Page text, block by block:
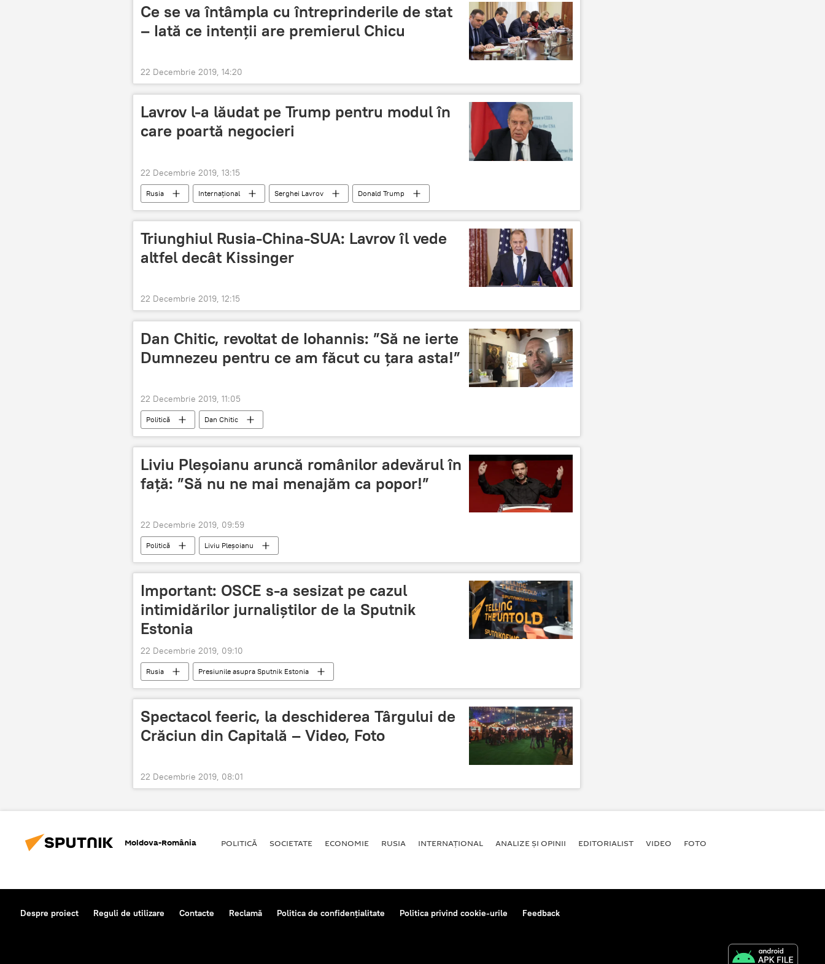
Ce se va întâmpla cu întreprinderile de stat
– Iată ce intenții are premierul Chicu
22 Decembrie 2019, 14:20
Lavrov l-a lăudat pe Trump pentru modul în
care poartă negocieri
22 Decembrie 2019, 13:15
Rusia Internaţional Serghei Lavrov Donald Trump
Triunghiul Rusia-China-SUA: Lavrov îl vede
altfel decât Kissinger
22 Decembrie 2019, 12:15
Dan Chitic, revoltat de Iohannis: ”Să ne ierte
Dumnezeu pentru ce am făcut cu țara asta!”
22 Decembrie 2019, 11:05
Politică Dan Chitic
Liviu Pleșoianu aruncă românilor adevărul în
față: ”Să nu ne mai menajăm ca popor!”
22 Decembrie 2019, 09:59
Politică Liviu Pleșoianu
Important: OSCE s-a sesizat pe cazul
intimidărilor jurnaliștilor de la Sputnik
Estonia
22 Decembrie 2019, 09:10
Rusia Presiunile asupra Sputnik Estonia
Spectacol feeric, la deschiderea Târgului de
Crăciun din Capitală – Video, Foto
22 Decembrie 2019, 08:01
Moldova-România POLITICĂ SOCIETATE ECONOMIE RUSIA INTERNAŢIONAL ANALIZE ȘI OPINII EDITORIALIST VIDEO FOTO
Despre proiect Reguli de utilizare Contacte Reclamă Politica de confidențialitate Politica privind cookie-urile Feedback